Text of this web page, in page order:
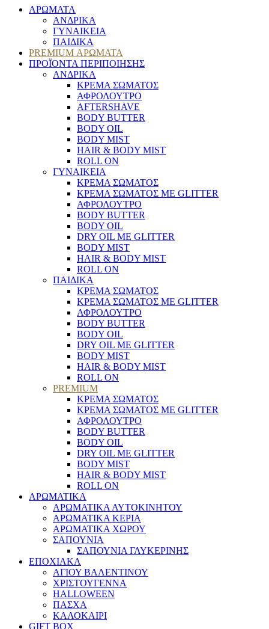
ΑΡΩΜΑΤΑ
ΑΝΔΡΙΚΑ
ΓΥΝΑΙΚΕΙΑ
ΠΑΙΔΙΚΑ
PREMIUM ΑΡΩΜΑΤΑ
ΠΡΟΪΟΝΤΑ ΠΕΡΙΠΟΙΗΣΗΣ
ΑΝΔΡΙΚΑ
ΚΡΕΜΑ ΣΩΜΑΤΟΣ
ΑΦΡΟΛΟΥΤΡΟ
AFTERSHAVE
BODY BUTTER
BODY OIL
BODY MIST
HAIR & BODY MIST
ROLL ON
ΓΥΝΑΙΚΕΙΑ
ΚΡΕΜΑ ΣΩΜΑΤΟΣ
ΚΡΕΜΑ ΣΩΜΑΤΟΣ ΜΕ GLITTER
ΑΦΡΟΛΟΥΤΡΟ
BODY BUTTER
BODY OIL
DRY OIL ΜΕ GLITTER
BODY MIST
HAIR & BODY MIST
ROLL ON
ΠΑΙΔΙΚΑ
ΚΡΕΜΑ ΣΩΜΑΤΟΣ
ΚΡΕΜΑ ΣΩΜΑΤΟΣ ΜΕ GLITTER
ΑΦΡΟΛΟΥΤΡΟ
BODY BUTTER
BODY OIL
DRY OIL ΜΕ GLITTER
BODY MIST
HAIR & BODY MIST
ROLL ON
PREMIUM
ΚΡΕΜΑ ΣΩΜΑΤΟΣ
ΚΡΕΜΑ ΣΩΜΑΤΟΣ ΜΕ GLITTER
ΑΦΡΟΛΟΥΤΡΟ
BODY BUTTER
BODY OIL
DRY OIL ΜΕ GLITTER
BODY MIST
HAIR & BODY MIST
ROLL ON
ΑΡΩΜΑΤΙΚΑ
ΑΡΩΜΑΤΙΚΑ ΑΥΤΟΚΙΝΗΤΟΥ
ΑΡΩΜΑΤΙΚΑ ΚΕΡΙΑ
ΑΡΩΜΑΤΙΚΑ ΧΩΡΟΥ
ΣΑΠΟΥΝΙΑ
ΣΑΠΟΥΝΙΑ ΓΛΥΚΕΡΙΝΗΣ
ΕΠΟΧΙΑΚΑ
ΑΓΙΟΥ ΒΑΛΕΝΤΙΝΟΥ
ΧΡΙΣΤΟΥΓΕΝΝΑ
HALLOWEEN
ΠΑΣΧΑ
ΚΑΛΟΚΑΙΡΙ
GIFT BOX